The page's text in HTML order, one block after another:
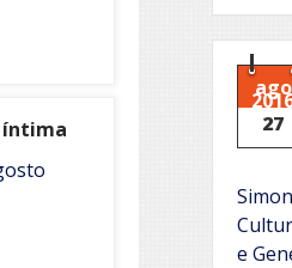
ago
27
e
íntima